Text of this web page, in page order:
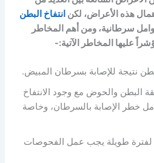
هذه الأعراض، لكن انتفاخ البطن
سرطانية، ومن أهم المخاطر
عليها المخاطر الآتية:-
نتيجة للإصابة بسرطان المبيض.
البطن والحوض مع وجود الانتفاخ
خطر الإصابة بالسرطان، وخاصة
لفترة طويلة يجب عمل الفحوصات